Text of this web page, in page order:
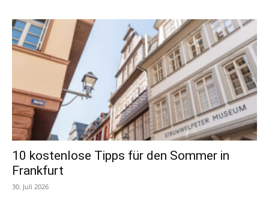
10 kostenlose Tipps für den Sommer in
Frankfurt
30. Juli 2026